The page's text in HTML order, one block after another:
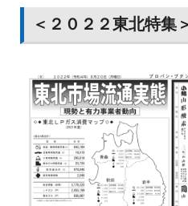
を受賞した。足元の電力市場
ど70人が視聴しＧＨＰ拡販の
ＧＨＰコンソーシアム（中村
Ｐフォーラムをリアル開催す
ても、社会情勢などを見極め
目指す。
ＧＨＰフォーラムは「全国縦
（札幌、仙台、東京、名古屋
してきた。一方、新型コロナ
した２０２０年以降は、集合
せ、動画配信に切り替えて情
＜２０２２東北特集